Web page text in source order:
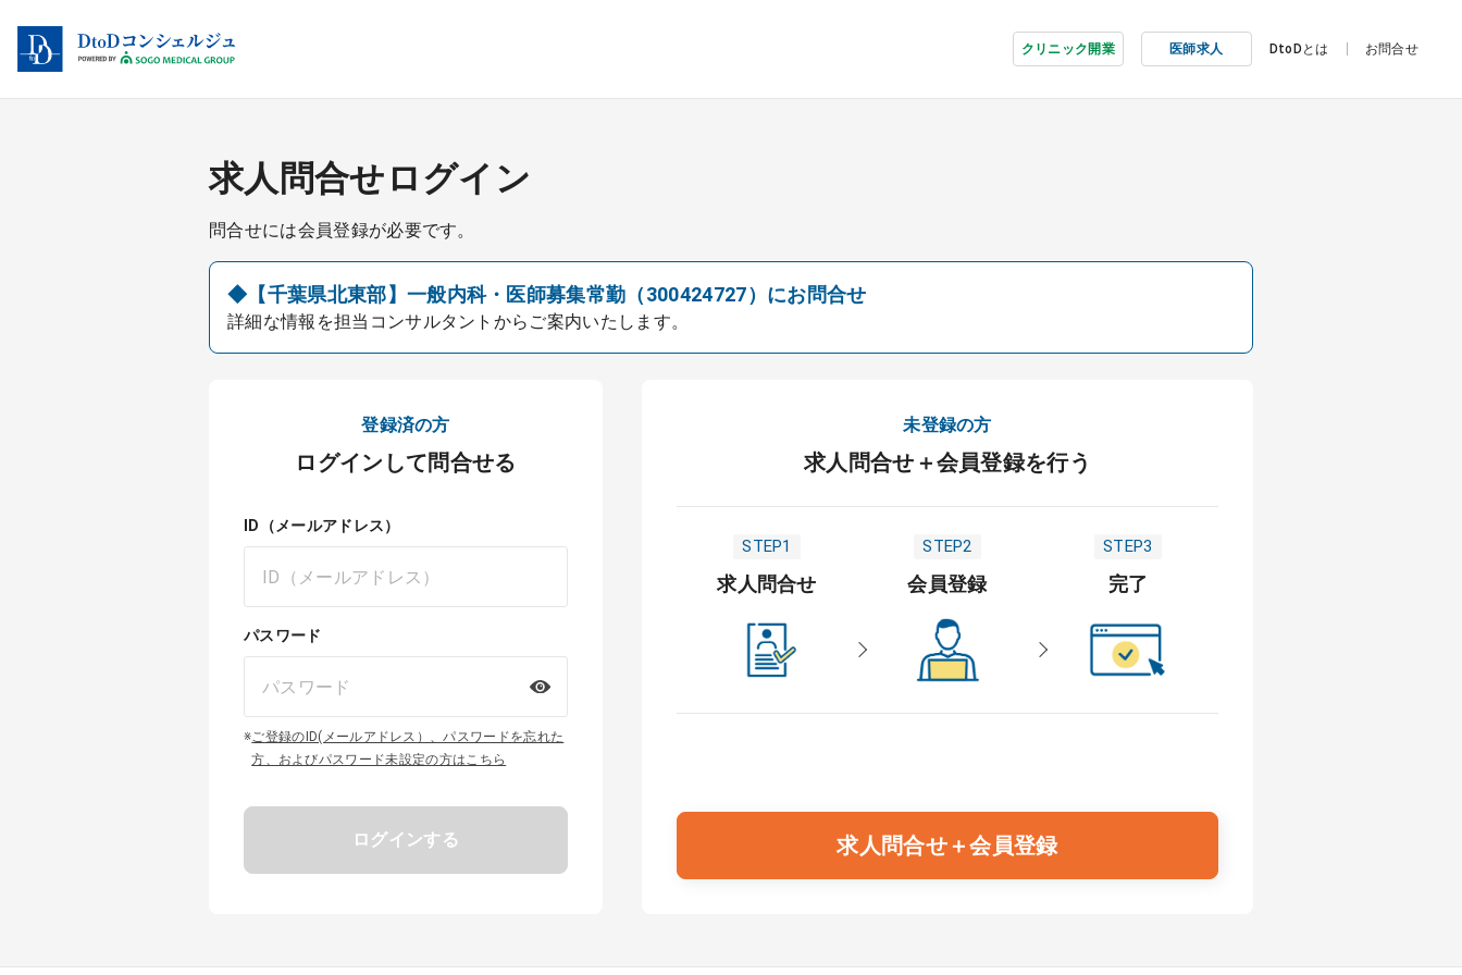
クリニック開業 医師求人 DtoDとは お問合せ
求人問合せログイン
問合せには会員登録が必要です。
◆【千葉県北東部】一般内科・医師募集常勤（300424727）にお問合せ
詳細な情報を担当コンサルタントからご案内いたします。
登録済の方
ログインして問合せる
ID（メールアドレス）
パスワード
※ご登録のID(メールアドレス）、パスワードを忘れた
方、およびパスワード未設定の方はこちら
ログインする
未登録の方
求人問合せ＋会員登録を行う
STEP1
求人問合せ
STEP2
会員登録
STEP3
完了
求人問合せ＋会員登録